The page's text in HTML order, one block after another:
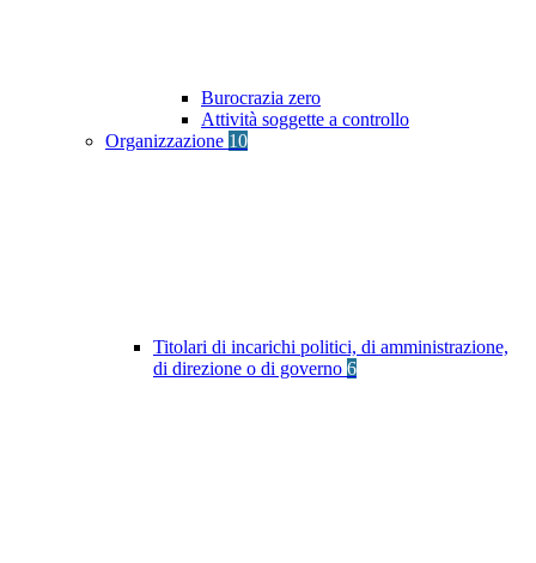
Burocrazia zero
Attività soggette a controllo
Organizzazione 10
Titolari di incarichi politici, di amministrazione,
di direzione o di governo 6